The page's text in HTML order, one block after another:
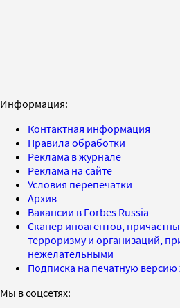
Информация:
Контактная информация
Правила обработки
Реклама в журнале
Реклама на сайте
Условия перепечатки
Архив
Вакансии в Forbes Russia
Сканер иноагентов,
терроризму и организаций,
нежелательными
Подписка на печатную
Мы в соцсетях: